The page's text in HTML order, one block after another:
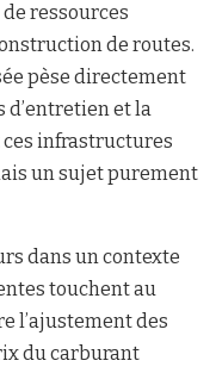
ressources
de routes.
pèse directement
d’entretien et la
infrastructures
un sujet purement
dans un contexte
touchent au
l’ajustement des
du carburant